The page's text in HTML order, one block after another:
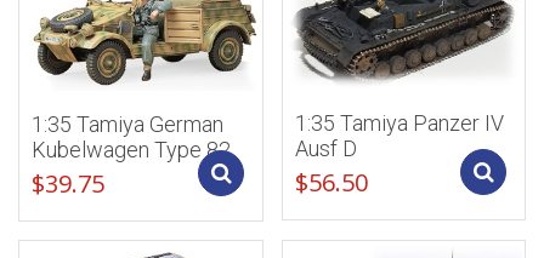
1:35 Tamiya German
Kubelwagen Type 82
$39.75 Add to cart
1:35 Tamiya Panzer IV
Ausf D
$56.50